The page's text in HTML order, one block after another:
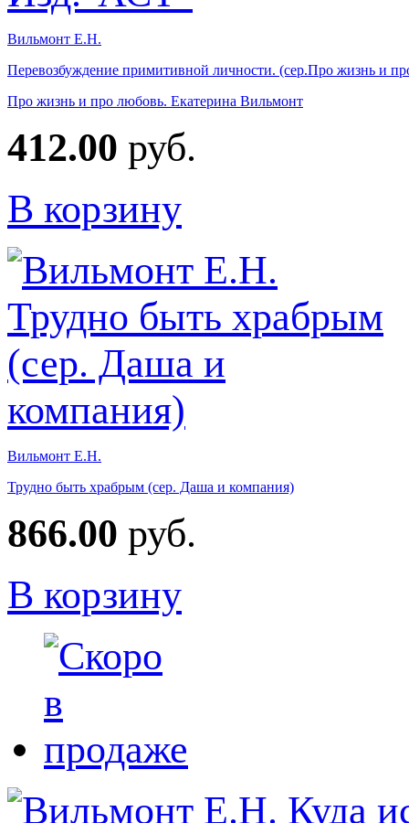
Вильмонт Е.Н.
Перевозбуждение примитивной личности. (сер.Про жизнь и
Про жизнь и про любовь. Екатерина Вильмонт
412.00 руб.
В корзину
Вильмонт Е.Н.
Трудно быть храбрым (сер. Даша и компания)
866.00 руб.
В корзину